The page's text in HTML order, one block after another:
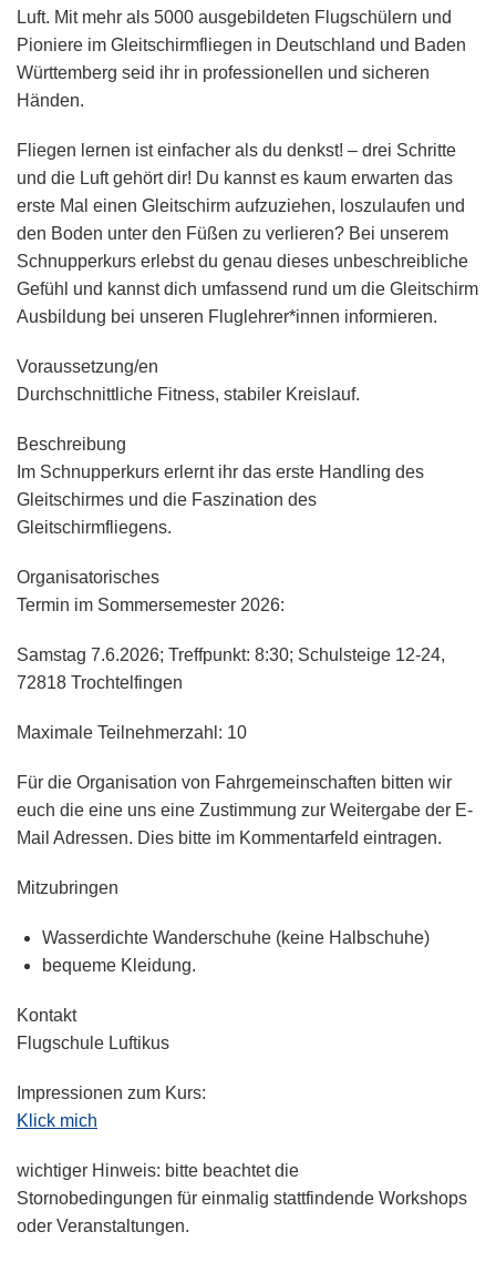
Luft. Mit mehr als 5000 ausgebildeten Flugschülern und
Pioniere im Gleitschirmfliegen in Deutschland und Baden
Württemberg seid ihr in professionellen und sicheren
Händen.
Fliegen lernen ist einfacher als du denkst! – drei Schritte
und die Luft gehört dir! Du kannst es kaum erwarten das
erste Mal einen Gleitschirm aufzuziehen, loszulaufen und
den Boden unter den Füßen zu verlieren? Bei unserem
Schnupperkurs erlebst du genau dieses unbeschreibliche
Gefühl und kannst dich umfassend rund um die Gleitschirm
Ausbildung bei unseren Fluglehrer*innen informieren.
Voraussetzung/en
Durchschnittliche Fitness, stabiler Kreislauf.
Beschreibung
Im Schnupperkurs erlernt ihr das erste Handling des
Gleitschirmes und die Faszination des
Gleitschirmfliegens.
Organisatorisches
Termin im Sommersemester 2026:
Samstag 7.6.2026; Treffpunkt: 8:30; Schulsteige 12-24,
72818 Trochtelfingen
Maximale Teilnehmerzahl: 10
Für die Organisation von Fahrgemeinschaften bitten wir
euch die eine uns eine Zustimmung zur Weitergabe der E-
Mail Adressen. Dies bitte im Kommentarfeld eintragen.
Mitzubringen
Wasserdichte Wanderschuhe (keine Halbschuhe)
bequeme Kleidung.
Kontakt
Flugschule Luftikus
Impressionen zum Kurs:
Klick mich
wichtiger Hinweis: bitte beachtet die
Stornobedingungen für einmalig stattfindende Workshops
oder Veranstaltungen.